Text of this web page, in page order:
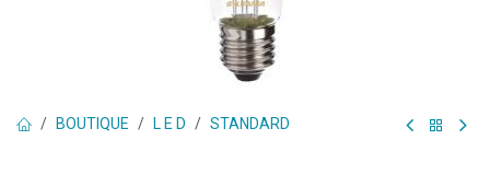
BOUTIQUE L E D STANDARD